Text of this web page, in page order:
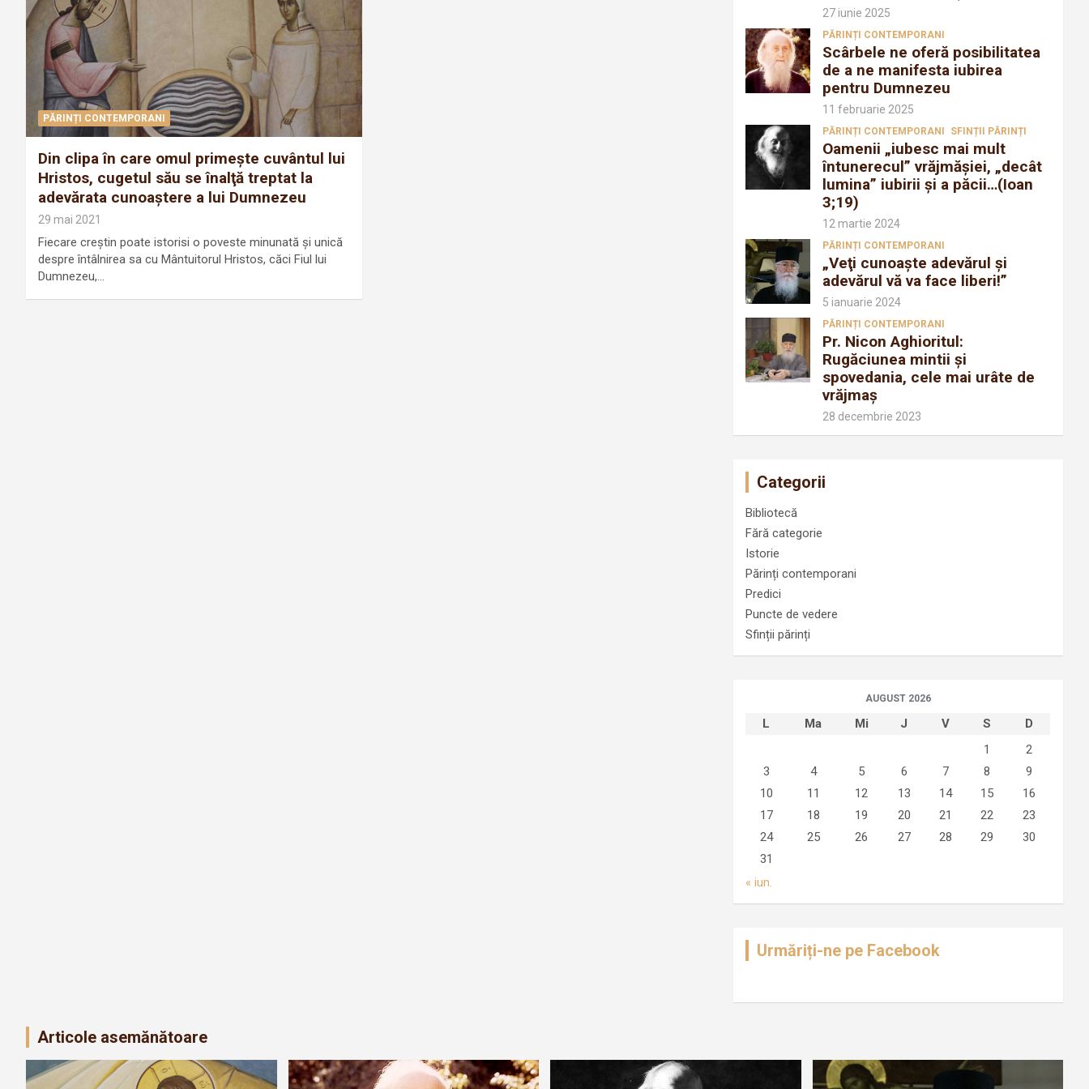
PĂRINȚI CONTEMPORANI
Din clipa în care omul primeşte cuvântul lui
Hristos, cugetul său se înalţă treptat la
adevărata cunoaştere a lui Dumnezeu
29 mai 2021
Fiecare creştin poate istorisi o poveste minunată şi unică
despre întâlnirea sa cu Mântuitorul Hristos, căci Fiul lui
Dumnezeu,…
27 iunie 2025
PĂRINȚI CONTEMPORANI
Scârbele ne oferă posibilitatea
de a ne manifesta iubirea
pentru Dumnezeu
11 februarie 2025
PĂRINȚI CONTEMPORANI SFINȚII PĂRINȚI
Oamenii „iubesc mai mult
întunerecul” vrăjmăşiei, „decât
lumina” iubirii şi a păcii…(Ioan
3;19)
12 martie 2024
PĂRINȚI CONTEMPORANI
„Veţi cunoaşte adevărul şi
adevărul vă va face liberi!”
5 ianuarie 2024
PĂRINȚI CONTEMPORANI
Pr. Nicon Aghioritul:
Rugăciunea mintii și
spovedania, cele mai urâte de
vrăjmaș
28 decembrie 2023
Categorii
Bibliotecă
Fără categorie
Istorie
Părinți contemporani
Predici
Puncte de vedere
Sfinții părinți
AUGUST 2026
L Ma Mi J V S
D
1
2
3
4 5 6 7 8
9
10
11 12 13 14 15
16
17
18 19 20 21 22
23
24
25 26 27 28 29
30
31
« iun.
Urmăriți-ne pe Facebook
Articole asemănătoare